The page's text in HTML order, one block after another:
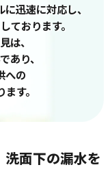
に迅速に対応し、
ております。
は、
あり、
への
す。
面下の漏水を